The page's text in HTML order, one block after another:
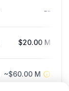
--
$20.00 M
~$60.00 M